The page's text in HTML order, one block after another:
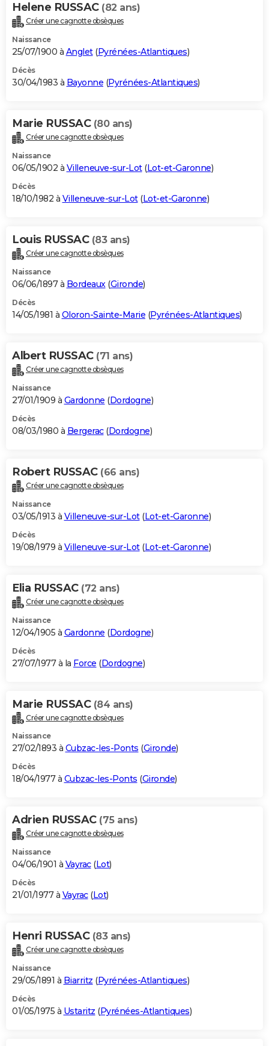
Helene RUSSAC (82 ans)
Créer une cagnotte obsèques
Naissance
25/07/1900 à Anglet(Pyrénées-Atlantiques)
Décès
30/04/1983 à Bayonne (Pyrénées-Atlantiques)
Marie RUSSAC (80 ans)
Créer une cagnotte obsèques
Naissance
06/05/1902 à Villeneuve-sur-Lot(Lot-et-Garonne)
Décès
18/10/1982 à Villeneuve-sur-Lot(Lot-et-Garonne)
Louis RUSSAC (83 ans)
Créer une cagnotte obsèques
Naissance
06/06/1897 à Bordeaux(Gironde)
Décès
14/05/1981 à Oloron-Sainte-Marie (Pyrénées-Atlantiques)
Albert RUSSAC (71 ans)
Créer une cagnotte obsèques
Naissance
27/01/1909 à Gardonne (Dordogne)
Décès
08/03/1980 à Bergerac(Dordogne)
Robert RUSSAC (66 ans)
Créer une cagnotte obsèques
Naissance
03/05/1913 à Villeneuve-sur-Lot(Lot-et-Garonne)
Décès
19/08/1979 à Villeneuve-sur-Lot(Lot-et-Garonne)
Elia RUSSAC (72 ans)
Créer une cagnotte obsèques
Naissance
12/04/1905 à Gardonne (Dordogne)
Décès
27/07/1977 à la Force (Dordogne)
Marie RUSSAC (84 ans)
Créer une cagnotte obsèques
Naissance
27/02/1893 à Cubzac-les-Ponts (Gironde)
Décès
18/04/1977 à Cubzac-les-Ponts (Gironde)
Adrien RUSSAC (75 ans)
Créer une cagnotte obsèques
Naissance
04/06/1901 à Vayrac(Lot)
Décès
21/01/1977 à Vayrac(Lot)
Henri RUSSAC (83 ans)
Créer une cagnotte obsèques
Naissance
29/05/1891 à Biarritz (Pyrénées-Atlantiques)
Décès
01/05/1975 à Ustaritz (Pyrénées-Atlantiques)